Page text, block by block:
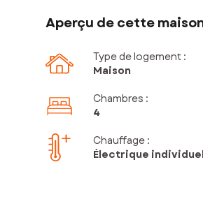
Aperçu de cette
Type de logement :
Maison
Chambres :
4
Chauffage :
Électrique individuel